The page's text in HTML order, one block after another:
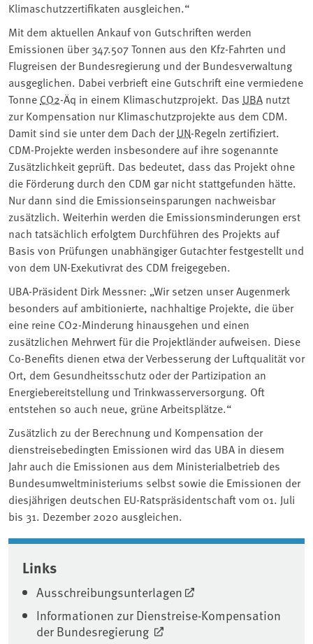
Klimaschutzzertifikaten ausgleichen.“
Mit dem aktuellen Ankauf von Gutschriften werden
Emissionen über 347.507 Tonnen aus den Kfz-Fahrten und
Flugreisen der Bundesregierung und der Bundesverwaltung
ausgeglichen. Dabei verbrieft eine Gutschrift eine vermiedene
Tonne CO2-Äq in einem Klimaschutzprojekt. Das UBA nutzt
zur Kompensation nur Klimaschutzprojekte aus dem CDM.
Damit sind sie unter dem Dach derUN-Regeln zertifiziert.
CDM-Projekte werden insbesondere auf ihre sogenannte
Zusätzlichkeit geprüft. Das bedeutet, dass das Projekt ohne
die Förderung durch den CDM gar nicht stattgefunden hätte.
Nur dann sind die Emissionseinsparungen nachweisbar
zusätzlich. Weiterhin werden die Emissionsminderungen erst
nach tatsächlich erfolgtem Durchführen des Projekts auf
Basis von Prüfungen unabhängiger Gutachter festgestellt und
von dem UN-Exekutivrat des CDM freigegeben.
UBA-Präsident Dirk Messner: „Wir setzen unser Augenmerk
besonders auf ambitionierte, nachhaltige Projekte, die über
eine reine CO2-Minderung hinausgehen und einen
zusätzlichen Mehrwert für die Projektländer aufweisen. Diese
Co-Benefits dienen etwa der Verbesserung der Luftqualität vor
Ort, dem Gesundheitsschutz oder der Partizipation an
Energiebereitstellung und Trinkwasserversorgung. Oft
entstehen so auch neue, grüne Arbeitsplätze.“
Zusätzlich zu der Berechnung und Kompensation der
dienstreisebedingten Emissionen wird das UBA in diesem
Jahr auch die Emissionen aus dem Ministerialbetrieb des
Bundesumweltministeriums selbst sowie die Emissionen der
diesjährigen deutschen EU-Ratspräsidentschaft vom 01. Juli
bis 31. Dezember 2020 ausgleichen.
Associated content
Links
Ausschreibungsunterlagen
Informationen zur Dienstreise-Kompensation
der Bundesregierung